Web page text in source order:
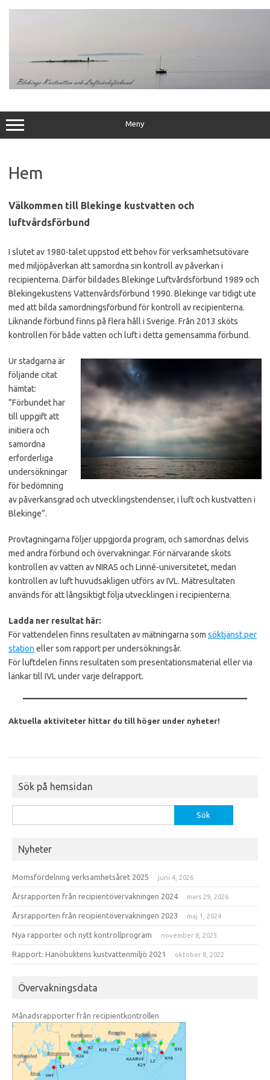
Meny
Hem
Välkommen till Blekinge kustvatten och
luftvårdsförbund
I slutet av 1980-talet uppstod ett behov för verksamhetsutövare
med miljöpåverkan att samordna sin kontroll av påverkan i
recipienterna. Därför bildades Blekinge Luftvårdsförbund 1989 och
Blekingekustens Vattenvårdsförbund 1990. Blekinge var tidigt ute
med att bilda samordningsförbund för kontroll av recipienterna.
Liknande förbund finns på flera håll i Sverige. Från 2013 sköts
kontrollen för både vatten och luft i detta gemensamma förbund.
Ur stadgarna är
följande citat
hämtat:
”Förbundet har
till uppgift att
initiera och
samordna
erforderliga
undersökningar
för bedömning
av påverkansgrad och utvecklingstendenser, i luft och kustvatten i
Blekinge”.
Provtagningarna följer uppgjorda program, och samordnas delvis
med andra förbund och övervakningar. För närvarande sköts
kontrollen av vatten av NIRAS och Linné-universitetet, medan
kontrollen av luft huvudsakligen utförs av IVL. Mätresultaten
används för att långsiktigt följa utvecklingen i recipienterna.
Ladda ner resultat här:
För vattendelen finns resultaten av mätningarna som söktjänst per
station eller som rapport per undersökningsår.
För luftdelen finns resultaten som presentationsmaterial eller via
länkar till IVL under varje delrapport.
Aktuella aktiviteter hittar du till höger under nyheter!
Sök på hemsidan
efter:
Nyheter
Momsfördelning verksamhetsåret 2025 juni 4, 2026
Årsrapporten från recipientövervakningen 2024 mars 29, 2026
Årsrapporten från recipientövervakningen 2023 maj 1, 2024
Nya rapporter och nytt kontrollprogram november 8, 2023
Rapport: Hanöbuktens kustvattenmiljö 2021 oktober 8, 2022
Övervakningsdata
Månadsrapporter från recipientkontrollen